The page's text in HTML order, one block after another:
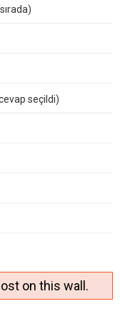
. sırada)
seçildi)
on this wall.